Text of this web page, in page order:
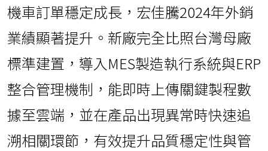
機車訂單穩定成長，宏佳騰2024年外銷
業績顯著提升。新廠完全比照台灣母廠
標準建置，導入MES製造執行系統與ERP
整合管理機制，能即時上傳關鍵製程數
據至雲端，並在產品出現異常時快速追
溯相關環節，有效提升品質穩定性與管